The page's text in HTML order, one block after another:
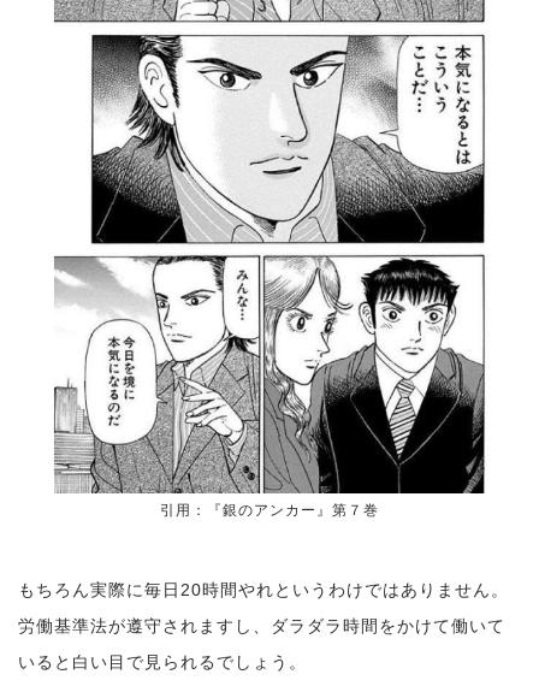
引用：『銀のアンカー』第７巻
もちろん実際に毎日20時間やれというわけではありません。
労働基準法が遵守されますし、ダラダラ時間をかけて働いて
いると白い目で見られるでしょう。